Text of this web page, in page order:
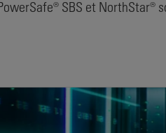
SBS et NorthStar®